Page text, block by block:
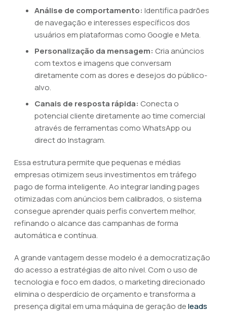
Análise de comportamento: Identifica padrões
de navegação e interesses específicos dos
usuários em plataformas como Google e Meta.
Personalização da mensagem: Cria anúncios
com textos e imagens que conversam
diretamente com as dores e desejos do público-
alvo.
Canais de resposta rápida: Conecta o
potencial cliente diretamente ao time comercial
através de ferramentas como WhatsApp ou
direct do Instagram.
Essa estrutura permite que pequenas e médias
empresas otimizem seus investimentos em tráfego
pago de forma inteligente. Ao integrar landing pages
otimizadas com anúncios bem calibrados, o sistema
consegue aprender quais perfis convertem melhor,
refinando o alcance das campanhas de forma
automática e contínua.
A grande vantagem desse modelo é a democratização
do acesso a estratégias de alto nível. Com o uso de
tecnologia e foco em dados, o marketing direcionado
elimina o desperdício de orçamento e transforma a
presença digital em uma máquina de geração deleads